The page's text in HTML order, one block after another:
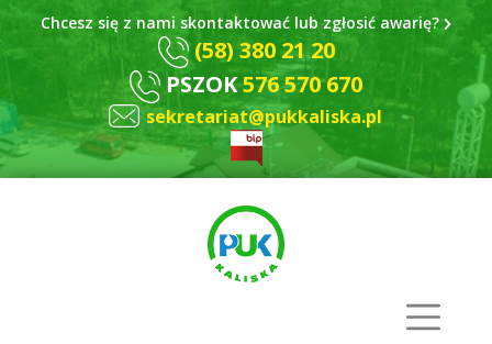
Chcesz się z nami skontaktować lub zgłosić awarię?
(58) 380 21 20
PSZOK576 570 670
sekretariat@pukkaliska.pl